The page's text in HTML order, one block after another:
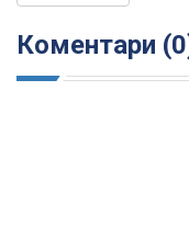
Коментари